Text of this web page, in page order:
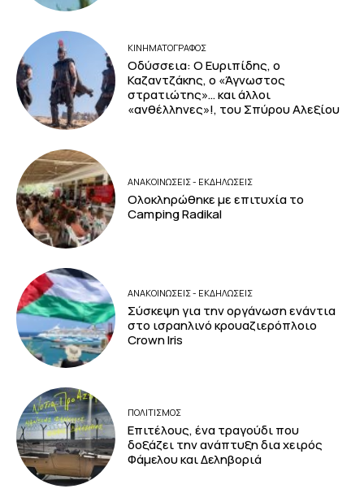
ΚΙΝΗΜΑΤΟΓΡΆΦΟΣ
Οδύσσεια: Ο Ευριπίδης, ο
Καζαντζάκης, ο «Άγνωστος
στρατιώτης»… και άλλοι
«ανθέλληνες»!, του Σπύρου Αλεξίου
ΑΝΑΚΟΙΝΩΣΕΙΣ - ΕΚΔΗΛΩΣΕΙΣ
Ολοκληρώθηκε με επιτυχία το
Camping Radikal
ΑΝΑΚΟΙΝΩΣΕΙΣ - ΕΚΔΗΛΩΣΕΙΣ
Σύσκεψη για την οργάνωση ενάντια
στο ισραηλινό κρουαζιερόπλοιο
Crown Iris
ΠΟΛΙΤΙΣΜΟΣ
Επιτέλους, ένα τραγούδι που
δοξάζει την ανάπτυξη δια χειρός
Φάμελου και Δεληβοριά